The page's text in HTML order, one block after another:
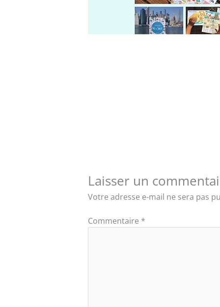
Laisser un
Votre adresse e-mail ne sera pas
Commentaire *